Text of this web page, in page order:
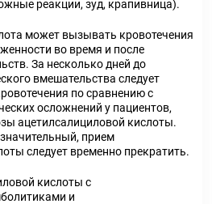
реакции, зуд, крапивница).
может вызывать кровотечения
во время и после
За несколько дней до
вмешательства следует
по сравнению с
осложнений у пациентов,
ацетилсалициловой кислоты.
прием
следует временно прекратить.
кислоты с
и